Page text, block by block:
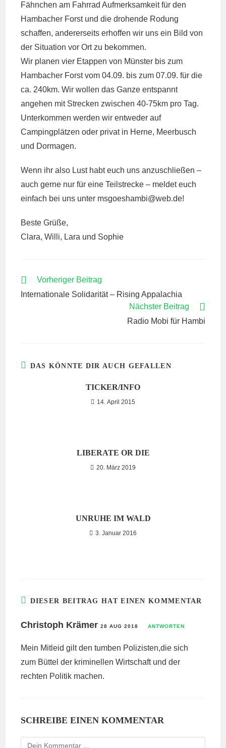
Fähnchen am Fahrrad Aufmerksamkeit für den
Hambacher Forst und die drohende Rodung
schaffen, andererseits erhoffen wir uns ein Bild von
der Situation vor Ort zu bekommen.
Wir planen vier Etappen von Münster bis zum
Hambacher Forst vom 04.09. bis zum 07.09. für die
ca. 240km. Wir wollen das Ganze entspannt
angehen mit Strecken zwischen 40-75km pro Tag.
Unterkommen werden wir entweder auf
Campingplätzen oder privat in Herne, Meerbusch
und Dormagen.
Wenn ihr also Lust habt euch uns anzuschließen –
auch gerne nur für eine Teilstrecke – meldet euch
einfach bei uns unter msgoeshambi@web.de!
Beste Grüße,
Clara, Willi, Lara und Sophie
WEITERE
ANSEHEN
Vorheriger Beitrag
Internationale Solidarität – Rising Appalachia
Nächster Beitrag
Radio Mobi für Hambi
DAS KÖNNTE DIR AUCH GEFALLEN
TICKER/INFO
14. April 2015
LIBERATE OR DIE
20. März 2019
UNRUHE IM WALD
3. Januar 2016
DIESER BEITRAG HAT EINEN KOMMENTAR
Christoph Krämer28 AUG 2018 ANTWORTEN
Mein Mitleid gilt den tumben Polizisten,die sich
zum Büttel der kriminellen Wirtschaft und der
rechten Politik machen.
SCHREIBE EINEN KOMMENTAR
Kommentieren